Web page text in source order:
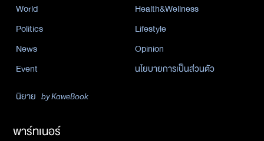
World
Health&Wellness
Politics
Lifestyle
News
Opinion
Event
นโยบายการเป็นส่วนตัว
นิยาย by KaweBook
พาร์ทเนอร์